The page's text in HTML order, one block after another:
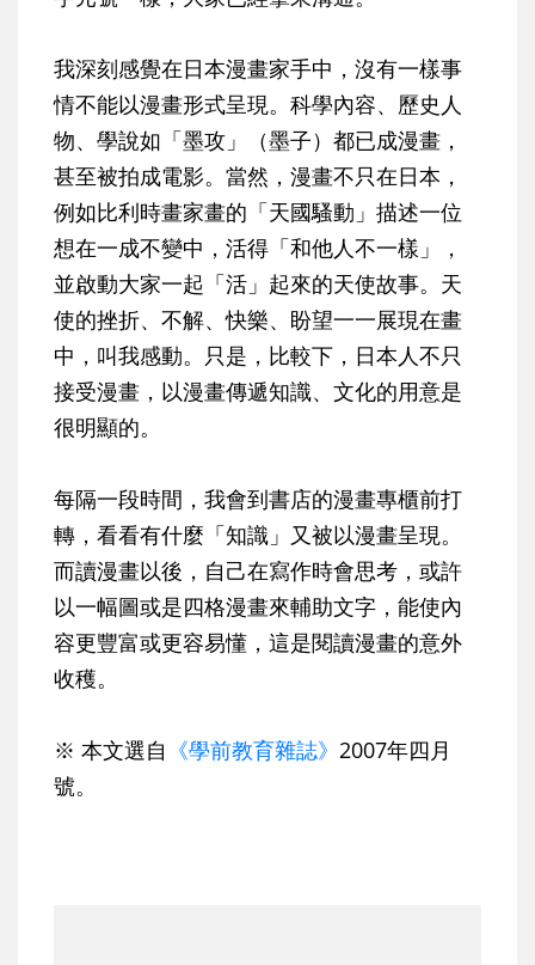
我深刻感覺在日本漫畫家手中，沒有一樣事
情不能以漫畫形式呈現。科學內容、歷史人
物、學說如「墨攻」（墨子）都已成漫畫，
甚至被拍成電影。當然，漫畫不只在日本，
例如比利時畫家畫的「天國騷動」描述一位
想在一成不變中，活得「和他人不一樣」，
並啟動大家一起「活」起來的天使故事。天
使的挫折、不解、快樂、盼望一一展現在畫
中，叫我感動。只是，比較下，日本人不只
接受漫畫，以漫畫傳遞知識、文化的用意是
很明顯的。
每隔一段時間，我會到書店的漫畫專櫃前打
轉，看看有什麼「知識」又被以漫畫呈現。
而讀漫畫以後，自己在寫作時會思考，或許
以一幅圖或是四格漫畫來輔助文字，能使內
容更豐富或更容易懂，這是閱讀漫畫的意外
收穫。
※ 本文選自 《學前教育雜誌》 2007年四月
號。